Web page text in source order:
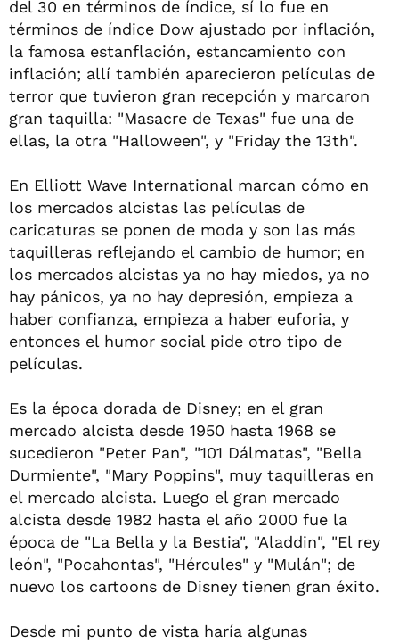
del 30 en términos de índice, sí lo fue en
términos de índice Dow ajustado por inflación,
la famosa estanflación, estancamiento con
inflación; allí también aparecieron películas de
terror que tuvieron gran recepción y marcaron
gran taquilla: "Masacre de Texas" fue una de
ellas, la otra "Halloween", y "Friday the 13th".
En Elliott Wave International marcan cómo en
los mercados alcistas las películas de
caricaturas se ponen de moda y son las más
taquilleras reflejando el cambio de humor; en
los mercados alcistas ya no hay miedos, ya no
hay pánicos, ya no hay depresión, empieza a
haber confianza, empieza a haber euforia, y
entonces el humor social pide otro tipo de
películas.
Es la época dorada de Disney; en el gran
mercado alcista desde 1950 hasta 1968 se
sucedieron "Peter Pan", "101 Dálmatas", "Bella
Durmiente", "Mary Poppins", muy taquilleras en
el mercado alcista. Luego el gran mercado
alcista desde 1982 hasta el año 2000 fue la
época de "La Bella y la Bestia", "Aladdin", "El rey
león", "Pocahontas", "Hércules" y "Mulán"; de
nuevo los cartoons de Disney tienen gran éxito.
Desde mi punto de vista haría algunas